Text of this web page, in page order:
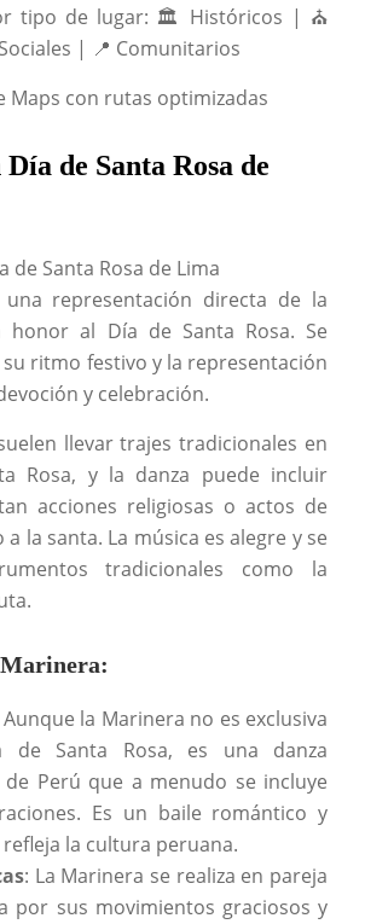
tipo de lugar: 🏛️ Históricos | ⛪
| 📍 Comunitarios
Maps con rutas optimizadas
Día de Santa Rosa de
una representación directa de la
honor al Día de Santa Rosa. Se
ritmo festivo y la representación
y celebración.
llevar trajes tradicionales en
Rosa, y la danza puede incluir
acciones religiosas o actos de
la santa. La música es alegre y se
tradicionales como la
Aunque la Marinera no es exclusiva
de Santa Rosa, es una danza
de Perú que a menudo se incluye
Es un baile romántico y
la cultura peruana.
: La Marinera se realiza en pareja
por sus movimientos graciosos y